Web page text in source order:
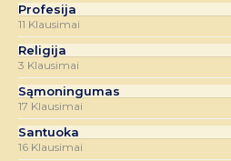
Profesija
11 Klausimai
Religija
3 Klausimai
Sąmoningumas
17 Klausimai
Santuoka
16 Klausimai